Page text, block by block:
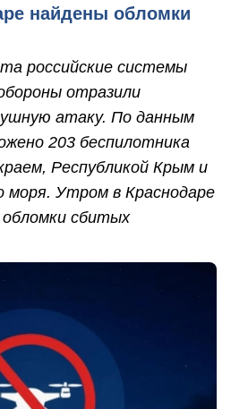
найдены обломки
российские системы
отразили
атаку. По данным
203 беспилотника
Республикой Крым и
моря. Утром в Краснодаре
сбитых